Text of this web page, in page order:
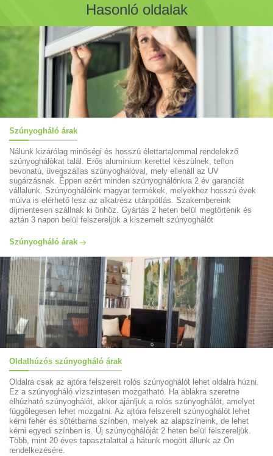
Hasonló oldalak
Szúnyogháló árak
Nálunk kizárólag minőségi és hosszú élettartalommal rendelekző
szúnyoghálókat talál. Erős alumínium kerettel készülnek, teflon
bevonatú, üvegszállas szúnyoghálóval, mely ellenáll az UV
sugárzásnak. Éppen ezért minden szúnyoghálónkra 2 év garanciát
vállalunk. Szúnyoghálóink magyar termékek, melyekhez hosszú évek
múlva is elérhető lesz az alkatrész utánpótlás. Szakembereink
díjmentesen szállnak ki önhöz. Gyártás 2 heten belül megtörténik és
aztán 3 napon belül felszereljük a kiszemelt szúnyoghálót
Szúnyogháló árak
Oldalhúzós szúnyogháló árak
Oldalra csak az ajtóra felszerelt rolós szúnyoghálót lehet oldalra húzni.
Ez a szúnyogháló vízszintesen mozgatható. Ha ablakra szeretne
elhúzható szúnyoghálót, akkor ajánljuk a rolós szúnyoghálót, amelyet
függőlegesen lehet mozgatni. Az ajtóra felszerelt szúnyoghálót lehet
kérni fehér és sötétbarna színben, melyek az alapszíneink, de lehet
kérni egyedi színben is. Új szúnyoghálóját 2 heten belül felszereljük.
Több, mint 20 éves tapasztalattal a hátunk mögött állunk az Ön
rendelkezésére.